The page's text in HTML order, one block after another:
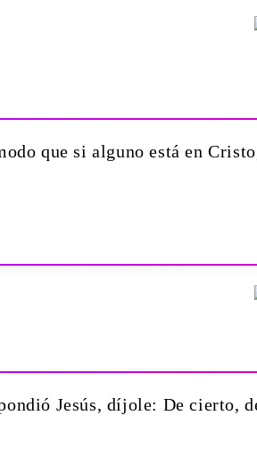
que si alguno está en
Jesús, díjole: De cierto,